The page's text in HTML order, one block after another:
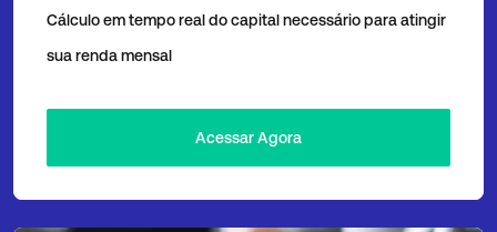
Cálculo em tempo real do capital necessário para atingir
sua renda mensal
Acessar Agora